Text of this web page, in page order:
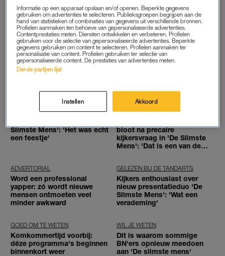
INTERVIEW
Christiaan Bauer wordt voor
‘De Slimste Mens’ gestyled
door dit bekende familielid
BIJZONDER
Seizoen 'De slimste mens'
trapt af met eerbetoon aan
de overleden René Karst:
'Geniet in het bijzonder van
hem'
ADVERTORIAL
Dankzij dit hightech product
NIEUWS
FRAGMENT GEMIST
Slimste Mens': 'Het was echt
een feestje'
NIEUWS
bloot na precaire
kijkersvraag in 'De Slimste
Mens': 'Dat is een van de
ADVERTORIAL
Word een professional
yapper: zó wordt nieuwe
mensen ontmoeten veel
minder awkward
GELEZEN BIJ DE TANDARTS
Kijkers enthousiast over
nieuw presentatieduo 'De
Slimste Mens': 'Wat een
verademing'
GOED OM TE WETEN
Komkommertijd voorbij:
déze programma's beginnen
binnenkort weer
WIL JE WETEN
Dit is waarom sommige
BN'ers opnieuw meedoen
aan 'De slimste mens'
Informatie op een apparaat opslaan en/of openen. Beperkte gegevens
gebruiken om advertenties te selecteren. Publieksgroepen begrijpen aan de
hand van statistieken of combinaties van gegevens uit verschillende bronnen.
Profielen aanmaken ten behoeve van gepersonaliseerde advertenties.
Contentprestaties meten. Diensten ontwikkelen en verbeteren. Profielen
gebruiken voor de selectie van gepersonaliseerde advertenties. Beperkte
gegevens gebruiken om content te selecteren. Profielen aanmaken ter
personalisatie van content. Profielen gebruiken ter selectie van
gepersonaliseerde content. De prestaties van advertenties meten.
Derde partijen lijst
Instellen Akkoord